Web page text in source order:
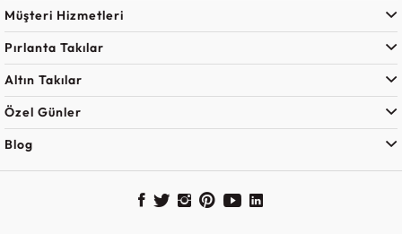
Müşteri Hizmetleri
Pırlanta Takılar
Altın Takılar
Özel Günler
Blog